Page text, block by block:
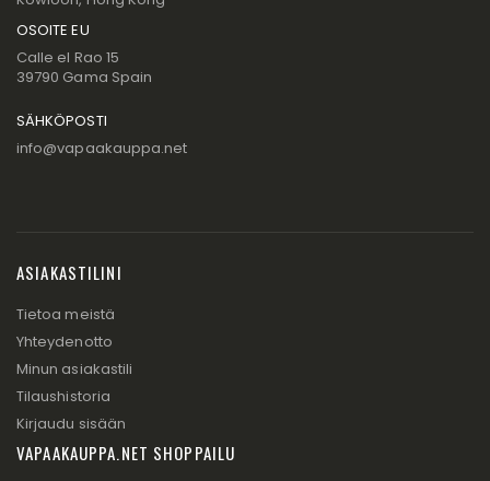
OSOITE EU
Calle el Rao 15
39790 Gama Spain
SÄHKÖPOSTI
info@vapaakauppa.net
ASIAKASTILINI
Tietoa meistä
Yhteydenotto
Minun asiakastili
Tilaushistoria
Kirjaudu sisään
VAPAAKAUPPA.NET SHOPPAILU